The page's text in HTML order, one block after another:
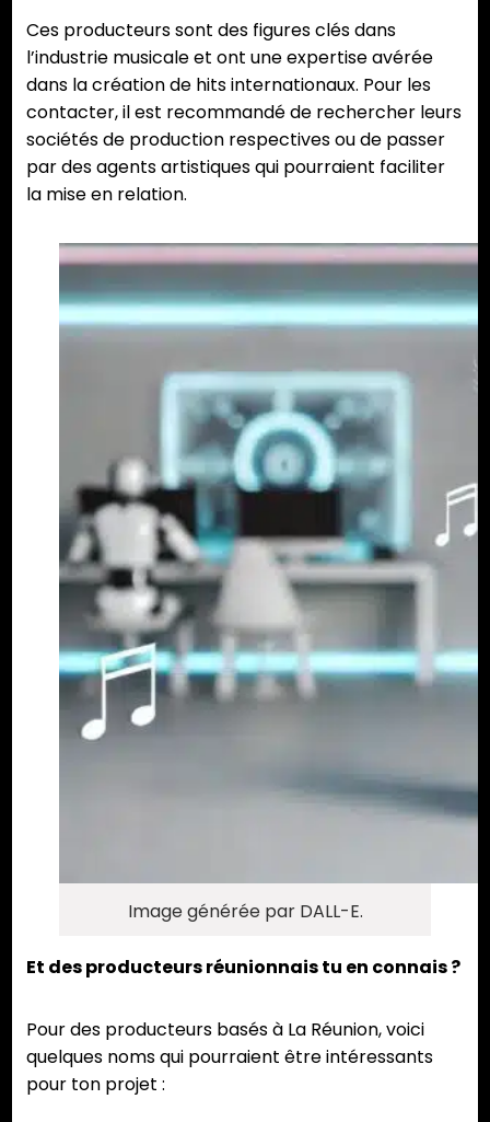
Ces producteurs sont des figures clés dans
l’industrie musicale et ont une expertise avérée
dans la création de hits internationaux. Pour les
contacter, il est recommandé de rechercher leurs
sociétés de production respectives ou de passer
par des agents artistiques qui pourraient faciliter
la mise en relation.
Image générée par DALL-E.
Et des producteurs réunionnais tu en connais ?
Pour des producteurs basés à La Réunion, voici
quelques noms qui pourraient être intéressants
pour ton projet :